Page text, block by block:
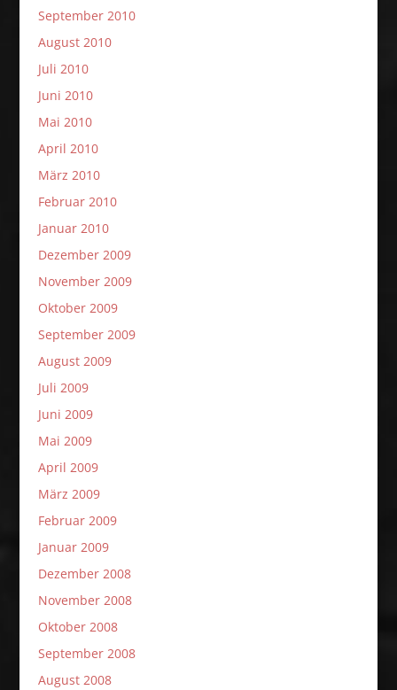
September 2010
August 2010
Juli 2010
Juni 2010
Mai 2010
April 2010
März 2010
Februar 2010
Januar 2010
Dezember 2009
November 2009
Oktober 2009
September 2009
August 2009
Juli 2009
Juni 2009
Mai 2009
April 2009
März 2009
Februar 2009
Januar 2009
Dezember 2008
November 2008
Oktober 2008
September 2008
August 2008